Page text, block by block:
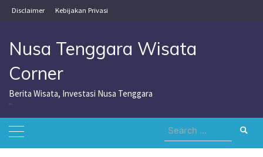
Skip
to
Disclaimer Kebijakan Privasi
Nusa Tenggara Wisata
Corner
Berita Wisata, Investasi Nusa Tenggara
Search
for: